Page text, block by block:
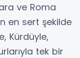
ve Roma
en sert şekilde
Kürdüyle,
tek bir